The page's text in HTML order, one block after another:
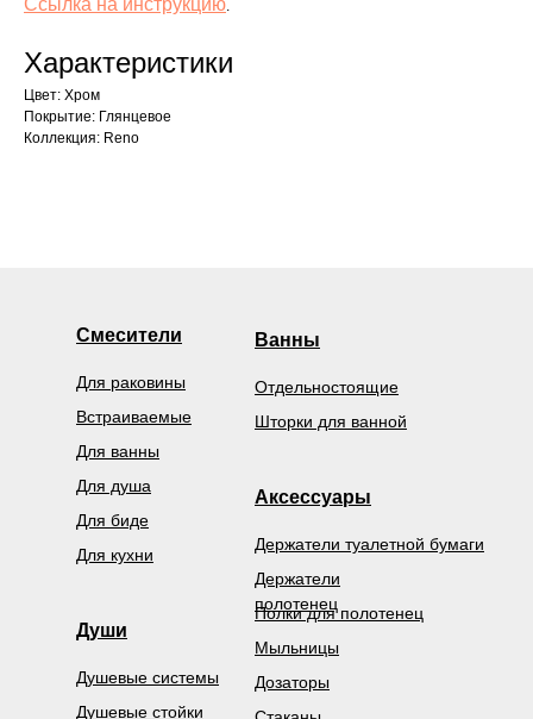
Ссылка на инструкцию.
Характеристики
Цвет: Хром
Покрытие: Глянцевое
Коллекция: Reno
Смесители
Души
Душевые системы Дозаторы
Держатели
полотенец
Мыльницы
Держатели туалетной бумаги
Полки для полотенец
Встраиваемые
Для биде
Для ванны
Для душа
Для раковины
Для кухни
Ванны
Отдельностоящие
Шторки для ванной
Аксессуары
Душевые стойки